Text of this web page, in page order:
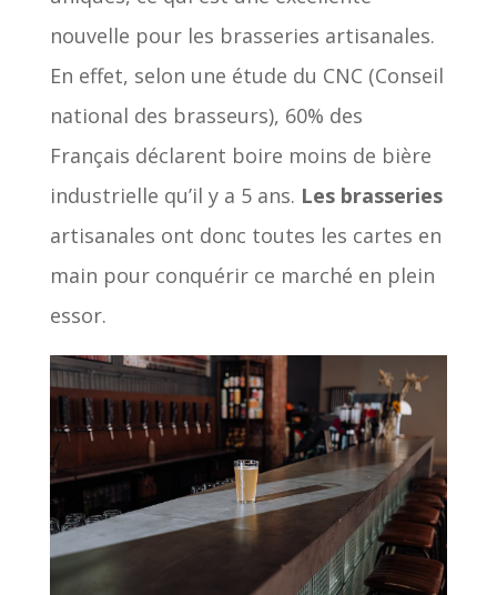
nouvelle pour les brasseries artisanales.
En effet, selon une étude du CNC (Conseil
national des brasseurs), 60% des
Français déclarent boire moins de bière
industrielle qu’il y a 5 ans. Les brasseries
artisanales ont donc toutes les cartes en
main pour conquérir ce marché en plein
essor.